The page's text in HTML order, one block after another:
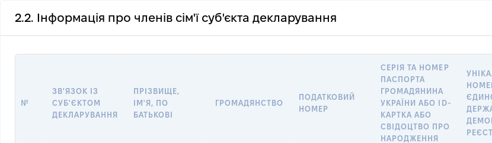
2.2. Інформація про членів сім'ї суб'єкта декларування
№
ЗВ'ЯЗОК ІЗ
СУБ'ЄКТОМ
ДЕКЛАРУВАННЯ
ПРІЗВИЩЕ,
ІМ'Я, ПО
БАТЬКОВІ
ГРОМАДЯНСТВО
ПОДАТКОВИЙ
НОМЕР
СЕРІЯ ТА НОМЕР
ПАСПОРТА
ГРОМАДЯНИНА
УКРАЇНИ АБО ID-
КАРТКА АБО
СВІДОЦТВО ПРО
НАРОДЖЕННЯ